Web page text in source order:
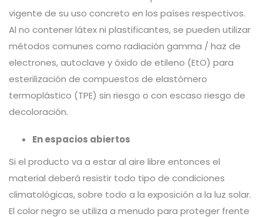
vigente de su uso concreto en los países respectivos.
Al no contener látex ni plastificantes, se pueden utilizar
métodos comunes como radiación gamma / haz de
electrones, autoclave y óxido de etileno (EtO) para
esterilización de compuestos de elastómero
termoplástico (TPE) sin riesgo o con escaso riesgo de
decoloración.
En espacios abiertos
Si el producto va a estar al aire libre entonces el
material deberá resistir todo tipo de condiciones
climatológicas, sobre todo a la exposición a la luz solar.
El color negro se utiliza a menudo para proteger frente